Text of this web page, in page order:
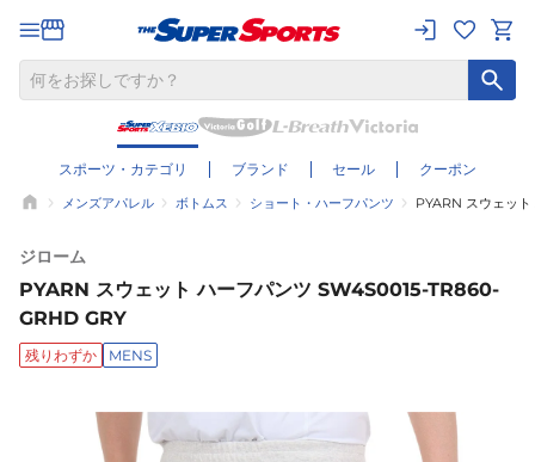
スポーツ・カテゴリ ブランド セール クーポン
メンズアパレル ボトムス ショート・ハーフパンツ PYARN スウェッ
ジローム
PYARN スウェット ハーフパンツ SW4S0015-TR860-
GRHD GRY
残りわずか MENS